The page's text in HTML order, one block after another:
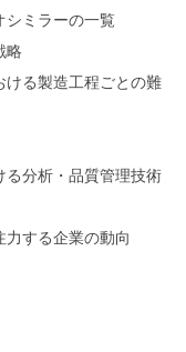
ミラーの一覧
略
る製造工程ごとの難
分析・品質管理技術
する企業の動向